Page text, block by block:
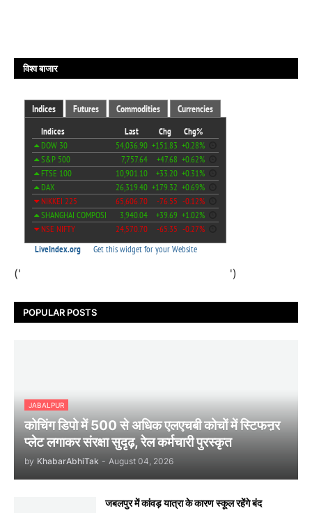
विश्व बाजार
(' ')
POPULAR POSTS
JABALPUR
कोचिंग डिपो में 500 से अधिक एलएचबी कोचों में स्टिफऩर
प्लेट लगाकर संरक्षा सुदृढ़, रेल कर्मचारी पुरस्कृत
by KhabarAbhiTak - August 04, 2026
जबलपुर में कांवड़ यात्रा के कारण स्कूल रहेंगे बंद